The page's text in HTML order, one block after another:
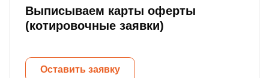
Выписываем карты оферты
(котировочные заявки)
Оставить заявку